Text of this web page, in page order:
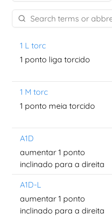
1 L torc
1 ponto liga torcido
1 M torc
1 ponto meia torcido
A1D
aumentar 1 ponto
inclinado para a direita
A1D-L
aumentar 1 ponto
inclinado para a direita